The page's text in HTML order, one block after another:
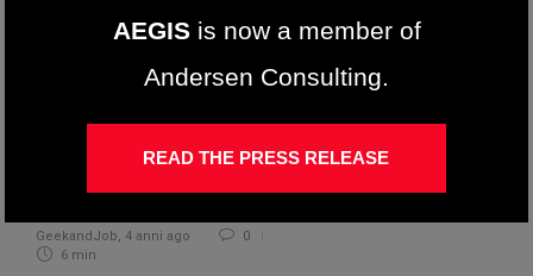
5 Strategie per Avere Successo
come Sviluppatore da Remoto
GeekandJob, 4 anni ago
0
6 min
AEGISis now a member of
Andersen Consulting.
READ THE PRESS RELEASE